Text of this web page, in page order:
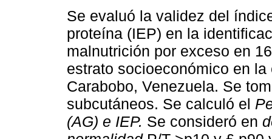
Se evaluó la validez del
proteína (IEP) en la
malnutrición por exceso en
estrato socioeconómico en
Carabobo, Venezuela. Se
subcutáneos. Se calculó el
(AG) e IEP. Se consideró en